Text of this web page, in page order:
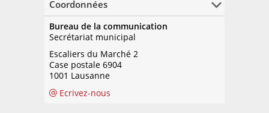
Les personnes ayant donné des fruits
à presser l'an passé peuvent ramener
leurs emballages et recevoir une
ristourne de CHF 1.- par contenant.
Pour information
Natacha Litzistorf
municipale, Direction logement,
Coordonnées
Bureau de la communication
Secrétariat municipal
Escaliers du Marché 2
Case postale 6904
1001 Lausanne
Ecrivez-nous